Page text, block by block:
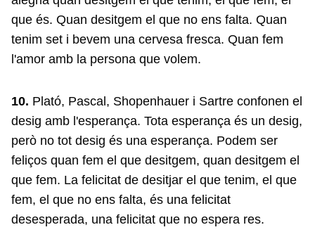
que és. Quan desitgem el que no ens falta. Quan
tenim set i bevem una cervesa fresca. Quan fem
l'amor amb la persona que volem.
10. Plató, Pascal, Shopenhauer i Sartre confonen el
desig amb l'esperança. Tota esperança és un desig,
però no tot desig és una esperança. Podem ser
feliços quan fem el que desitgem, quan desitgem el
que fem. La felicitat de desitjar el que tenim, el que
fem, el que no ens falta, és una felicitat
desesperada, una felicitat que no espera res.